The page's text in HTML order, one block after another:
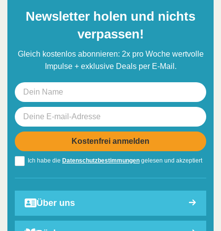
Newsletter holen und nichts
verpassen!
Gleich kostenlos abonnieren: 2x pro Woche wertvolle
Impulse + exklusive Deals per E-Mail.
Ich habe die Datenschutzbestimmungen gelesen und akzeptiert
Über uns